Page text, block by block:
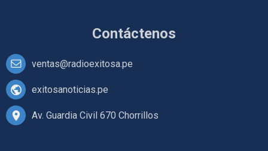
Contáctenos
ventas@radioexitosa.pe
exitosanoticias.pe
Av. Guardia Civil 670 Chorrillos